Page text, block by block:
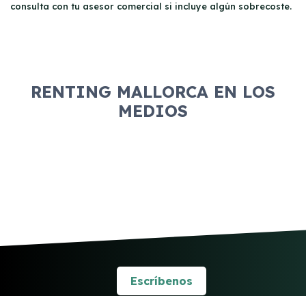
consulta con tu asesor comercial si incluye algún sobrecoste.
RENTING MALLORCA EN LOS
MEDIOS
Escríbenos